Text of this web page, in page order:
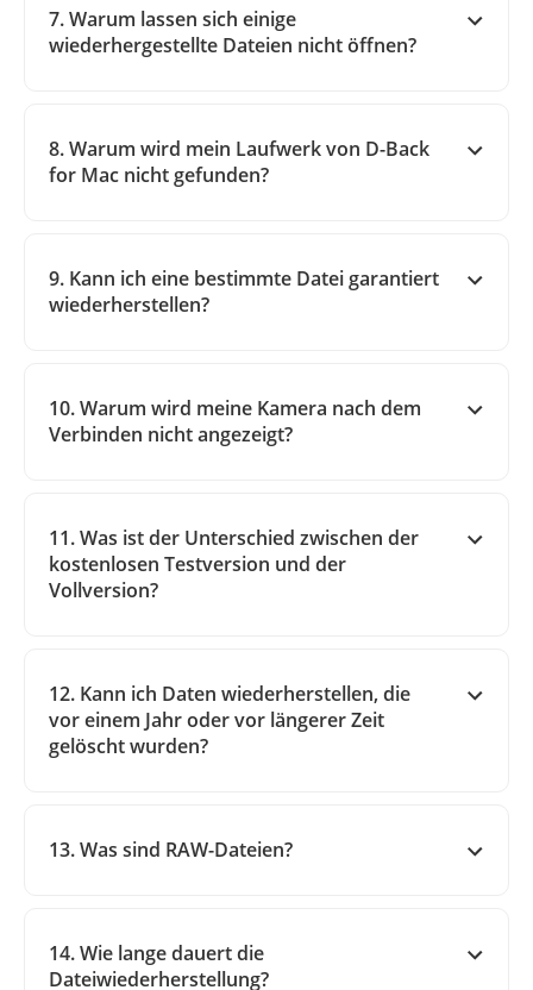
7. Warum lassen sich einige
wiederhergestellte Dateien nicht öffnen?
8. Warum wird mein Laufwerk von D-Back
for Mac nicht gefunden?
9. Kann ich eine bestimmte Datei garantiert
wiederherstellen?
10. Warum wird meine Kamera nach dem
Verbinden nicht angezeigt?
11. Was ist der Unterschied zwischen der
kostenlosen Testversion und der
Vollversion?
12. Kann ich Daten wiederherstellen, die
vor einem Jahr oder vor längerer Zeit
gelöscht wurden?
13. Was sind RAW-Dateien?
14. Wie lange dauert die
Dateiwiederherstellung?